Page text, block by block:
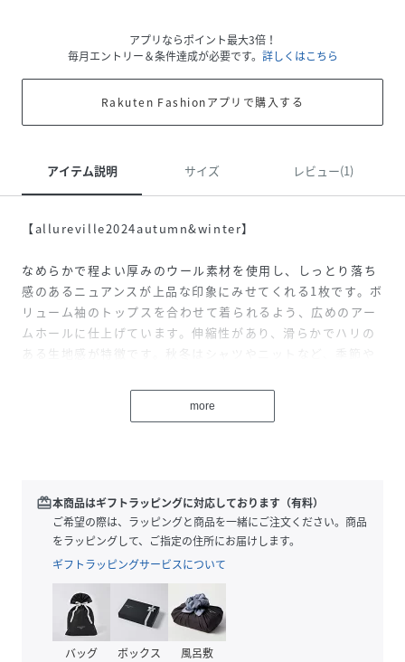
アプリならポイント最大3倍！
毎月エントリー＆条件達成が必要です。 詳しくはこちら
Rakuten Fashionアプリで購入する
アイテム説明 サイズ レビュー(1)
【allureville2024autumn&winter】
なめらかで程よい厚みのウール素材を使用し、しっとり落ち
感のあるニュアンスが上品な印象にみせてくれる1枚です。ボ
リューム袖のトップスを合わせて着られるよう、広めのアー
ムホールに仕上げています。伸縮性があり、滑らかでハリの
ある生地感が特徴です。秋冬はシャツやニットなど、季節や
ムです。便利なサイドポケット付き。
ストレスかつ、揺れ感が女性らしい一枚です。
落ち感がありホワイトでも膨張して見えません。
深めのVネックがふわっとした印象を引き締め全体的に縦見
えし、すっきりシルエットに見せてくれます。
透け感はほとんど気になりません。
ニットやカットソーを合わせて普段使いに、きちんとしたシ
ーンにはブラウスやジャケット合わせで、幅広いシーンで活
躍します。
more
redeem本商品はギフトラッピングに対応しております（有料）
ご希望の際は、ラッピングと商品を一緒にご注文ください。商品
をラッピングして、ご指定の住所にお届けします。
ギフトラッピングサービスについて
バッグ ボックス 風呂敷